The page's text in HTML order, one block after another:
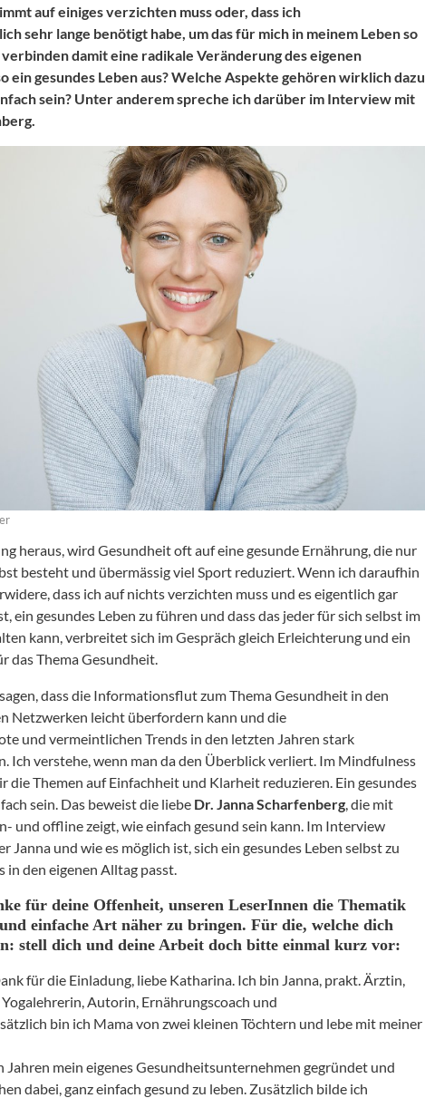
auf einiges verzichten muss oder, dass ich
sehr lange benötigt habe, um das für mich in meinem Leben so
damit eine radikale Veränderung des eigenen
ein gesundes Leben aus? Welche Aspekte gehören wirklich dazu
sein? Unter anderem spreche ich darüber im Interview mit
heraus, wird Gesundheit oft auf eine gesunde Ernährung, die nur
besteht und übermässig viel Sport reduziert. Wenn ich daraufhin
dass ich auf nichts verzichten muss und es eigentlich gar
ein gesundes Leben zu führen und dass das jeder für sich selbst im
kann, verbreitet sich im Gespräch gleich Erleichterung und ein
das Thema Gesundheit.
dass die Informationsflut zum Thema Gesundheit in den
Netzwerken leicht überfordern kann und die
und vermeintlichen Trends in den letzten Jahren stark
Ich verstehe, wenn man da den Überblick verliert. Im Mindfulness
die Themen auf Einfachheit und Klarheit reduzieren. Ein gesundes
sein. Das beweist die liebe Dr. Janna Scharfenberg, die mit
und offline zeigt, wie einfach gesund sein kann. Im Interview
Janna und wie es möglich ist, sich ein gesundes Leben selbst zu
in den eigenen Alltag passt.
für deine Offenheit, unseren LeserInnen die Thematik
einfache Art näher zu bringen. Für die, welche dich
stell dich und deine Arbeit doch bitte einmal kurz vor:
für die Einladung, liebe Katharina. Ich bin Janna, prakt. Ärztin,
Autorin, Ernährungscoach und
bin ich Mama von zwei kleinen Töchtern und lebe mit meiner
Jahren mein eigenes Gesundheitsunternehmen gegründet und
dabei, ganz einfach gesund zu leben. Zusätzlich bilde ich